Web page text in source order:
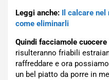
Leggi anche:
Il calcare
come eliminarli
Quindi facciamole
risulteranno friabili
raffreddare e ora
un bel piatto da porre in